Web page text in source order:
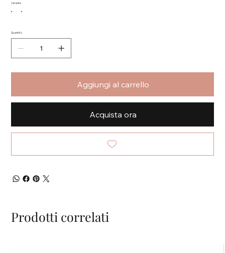
Variante
Quantità
Aggiungi al carrello
Acquista ora
Prodotti correlati